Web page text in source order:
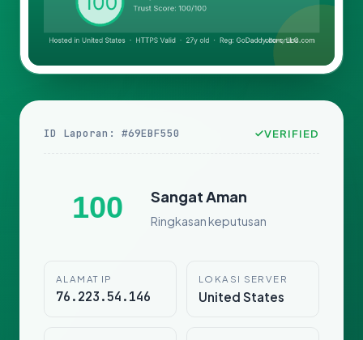
ID Laporan: #69EBF550 VERIFIED
100 Sangat Aman
Ringkasan keputusan
ALAMAT IP
76.223.54.146
LOKASI SERVER
United States